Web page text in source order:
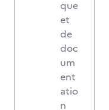
que
et
de
doc
um
ent
atio
n